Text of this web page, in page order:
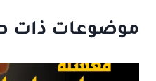
موضوعات ذات